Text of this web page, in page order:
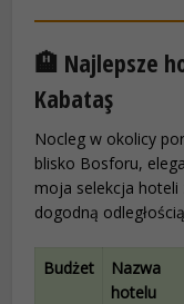
🏨 Najlepsze
Kabataş
Nocleg w okolicy
blisko Bosforu,
moja selekcja hoteli
dogodną
Budżet
Nazwa
hotelu